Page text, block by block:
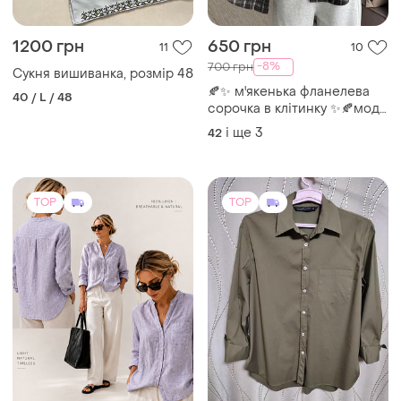
1200 грн 11
Сукня вишиванка, розмір 48
40 / L / 48
650 грн 10
700 грн -8%
🍂✨ м'якенька фланелева
сорочка в клітинку ✨🍂мод.
2010
42 і ще 3
TOP TOP